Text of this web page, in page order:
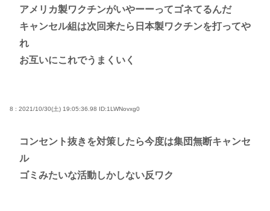
アメリカ製ワクチンがいやーーってゴネてるんだ
キャンセル組は次回来たら日本製ワクチンを打ってや
れ
お互いにこれでうまくいく
8 : 2021/10/30(土) 19:05:36.98 ID:1LWNovxg0
コンセント抜きを対策したら今度は集団無断キャンセ
ル
ゴミみたいな活動しかしない反ワク